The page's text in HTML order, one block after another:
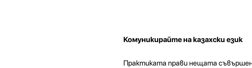
Комуникирайте на казахски език
Практиката прави нещата